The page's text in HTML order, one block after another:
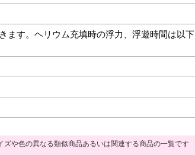
ます。ヘリウム充填時の浮力、浮遊時間は以下
ズや色の異なる類似商品あるいは関連する商品の一覧です